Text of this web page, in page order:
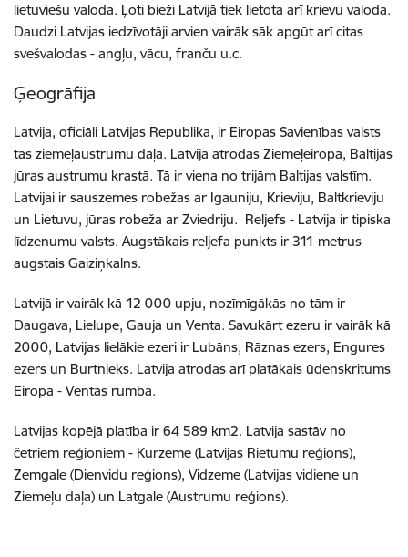
lietuviešu valoda. Ļoti bieži Latvijā tiek lietota arī krievu valoda.
Daudzi Latvijas iedzīvotāji arvien vairāk sāk apgūt arī citas
svešvalodas - angļu, vācu, franču u.c.
Ģeogrāfija
Latvija, oficiāli Latvijas Republika, ir Eiropas Savienības valsts
tās ziemeļaustrumu daļā. Latvija atrodas Ziemeļeiropā, Baltijas
jūras austrumu krastā. Tā ir viena no trijām Baltijas valstīm.
Latvijai ir sauszemes robežas ar Igauniju, Krieviju, Baltkrieviju
un Lietuvu, jūras robeža ar Zviedriju. Reljefs - Latvija ir tipiska
līdzenumu valsts. Augstākais reljefa punkts ir 311 metrus
augstais Gaiziņkalns.
Latvijā ir vairāk kā 12 000 upju, nozīmīgākās no tām ir
Daugava, Lielupe, Gauja un Venta. Savukārt ezeru ir vairāk kā
2000, Latvijas lielākie ezeri ir Lubāns, Rāznas ezers, Engures
ezers un Burtnieks. Latvija atrodas arī platākais ūdenskritums
Eiropā - Ventas rumba.
Latvijas kopējā platība ir 64 589 km2. Latvija sastāv no
četriem reģioniem - Kurzeme (Latvijas Rietumu reģions),
Zemgale (Dienvidu reģions), Vidzeme (Latvijas vidiene un
Ziemeļu daļa) un Latgale (Austrumu reģions).